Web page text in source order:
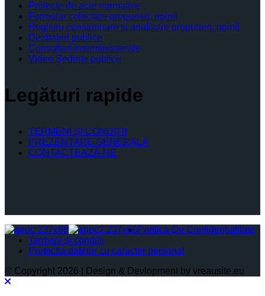
Proiecte de acte normative
Formular colectare propuneri, opinii
Registru consemnare si analizare propuneri, opinii
Dezbateri publice
Consultari interministeriale
Video Şedinţe publice
Legături rapide
TERMENI ŞI CONDIŢII
PREZENTARE GENERALĂ
CONTACTEAZĂ-NE
Politica De Confidențialitate
Termeni și condiții
Protectia datelor cu caracter personal
© Copyright 2026 | Design & Devlopment by vreausite.eu